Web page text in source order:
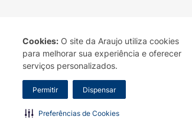
Cookies: O site da Araujo utiliza cookies
para melhorar sua experiência e oferecer
serviços personalizados.
Permitir Dispensar
Preferências de Cookies
Termo de Uso Portal da Privacidade
A Drogaria Araujo S/A informa que o seu site
marca. Para sua segurança recomendamos que
Araujo S.A. Em caso de dúvidas, gentileza
Razão Social: Drogaria Araujo S.A | CNPJ:
0300.313.1010 e (31) 3270-5000 Horário de
10.965 | Yasmin Silva Alvarenga – CRF 52.584